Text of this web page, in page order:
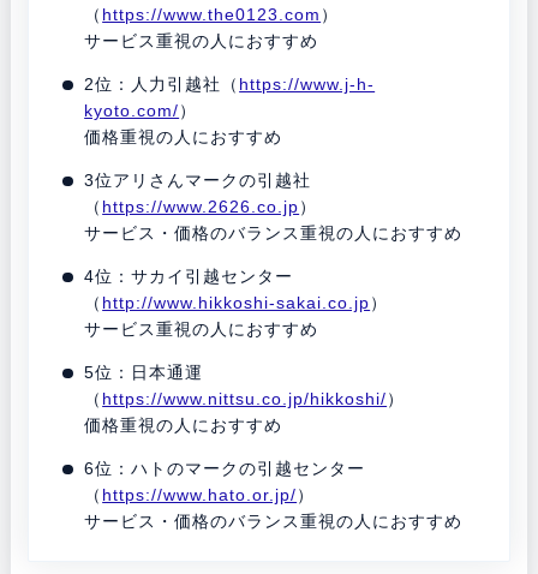
（ https://www.the0123.com ）
サービス重視の人におすすめ
2位：人力引越社（ https://www.j-h-
kyoto.com/）
価格重視の人におすすめ
3位アリさんマークの引越社
（ https://www.2626.co.jp）
サービス・価格のバランス重視の人におすすめ
4位：サカイ引越センター
（ http://www.hikkoshi-sakai.co.jp）
サービス重視の人におすすめ
5位：日本通運
（ https://www.nittsu.co.jp/hikkoshi/）
価格重視の人におすすめ
6位：ハトのマークの引越センター
（ https://www.hato.or.jp/）
サービス・価格のバランス重視の人におすすめ